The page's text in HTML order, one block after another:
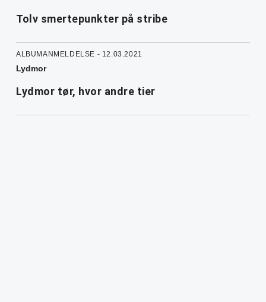
Tolv smertepunkter på stribe
ALBUMANMELDELSE - 12.03.2021
Lydmor
Lydmor tør, hvor andre tier